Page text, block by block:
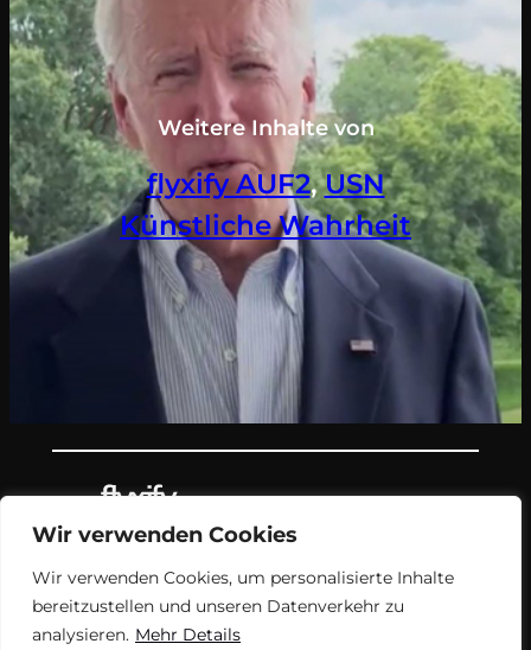
Wir verwenden Cookies
Wir verwenden Cookies, um personalisierte Inhalte
bereitzustellen und unseren Datenverkehr zu
analysieren. Mehr Details
Weitere Inhalte von
flyxify AUF2, USN
Künstliche Wahrheit
Teil des Nachrichtenangebots von
flyxify.